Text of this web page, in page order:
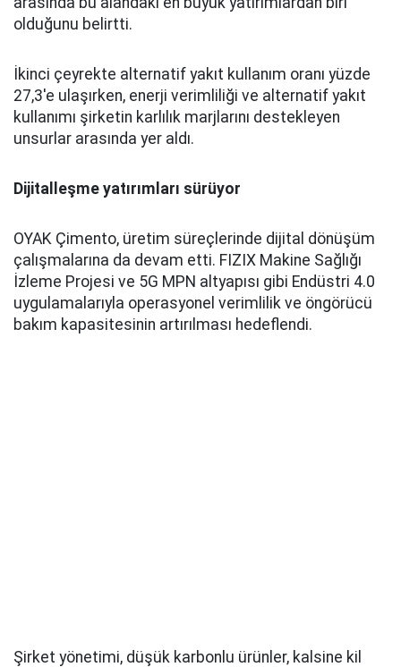
olduğunu belirtti.
İkinci çeyrekte alternatif yakıt kullanım oranı yüzde
27,3'e ulaşırken, enerji verimliliği ve alternatif yakıt
kullanımı şirketin karlılık marjlarını destekleyen
unsurlar arasında yer aldı.
Dijitalleşme yatırımları sürüyor
OYAK Çimento, üretim süreçlerinde dijital dönüşüm
çalışmalarına da devam etti. FIZIX Makine Sağlığı
İzleme Projesi ve 5G MPN altyapısı gibi Endüstri 4.0
uygulamalarıyla operasyonel verimlilik ve öngörücü
bakım kapasitesinin artırılması hedeflendi.
Şirket yönetimi, düşük karbonlu ürünler, kalsine kil